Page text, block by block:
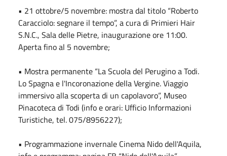
• 21 ottobre/5 novembre: mostra dal titolo “Roberto
Caracciolo: segnare il tempo”, a cura di Primieri Hair
S.N.C., Sala delle Pietre, inaugurazione ore 11:00.
Aperta fino al 5 novembre;
• Mostra permanente “La Scuola del Perugino a Todi.
Lo Spagna e l'Incoronazione della Vergine. Viaggio
immersivo alla scoperta di un capolavoro”, Museo
Pinacoteca di Todi (info e orari: Ufficio Informazioni
Turistiche, tel. 075/8956227);
• Programmazione invernale Cinema Nido dell'Aquila,